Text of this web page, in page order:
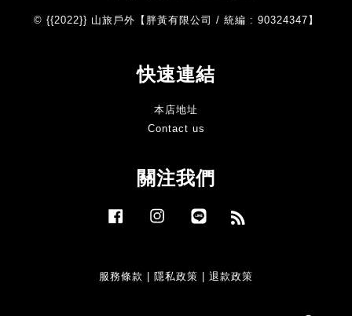
© {{2022}} 山旅戶外【胖黃有限公司 / 統編 : 90324347】
快速連結
本店地址
Contact us
關注我們
Facebook InstagramLine
服務條款 | 隱私政策 | 退款政策